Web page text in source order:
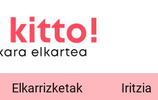
Elkarrizketak Iritzia